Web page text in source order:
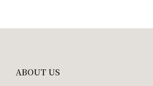
ABOUT US